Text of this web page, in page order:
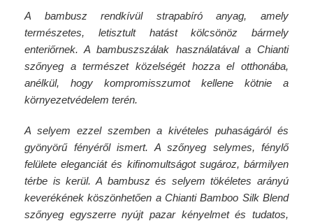
A bambusz rendkívül strapabíró anyag, amely
természetes, letisztult hatást kölcsönöz bármely
enteriőrnek. A bambuszszálak használatával a Chianti
szőnyeg a természet közelségét hozza el otthonába,
anélkül, hogy kompromisszumot kellene kötnie a
környezetvédelem terén.
A selyem ezzel szemben a kivételes puhaságáról és
gyönyörű fényéről ismert. A szőnyeg selymes, fénylő
felülete eleganciát és kifinomultságot sugároz, bármilyen
térbe is kerül. A bambusz és selyem tökéletes arányú
keverékének köszönhetően a Chianti Bamboo Silk Blend
szőnyeg egyszerre nyújt pazar kényelmet és tudatos,